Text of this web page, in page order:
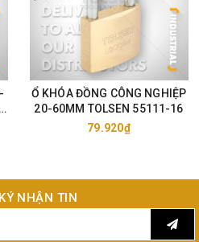
Ổ KHÓA ĐỒNG CÔNG NGHIỆP
20-60MM TOLSEN 55111-16
79.920₫
NHẬN TIN